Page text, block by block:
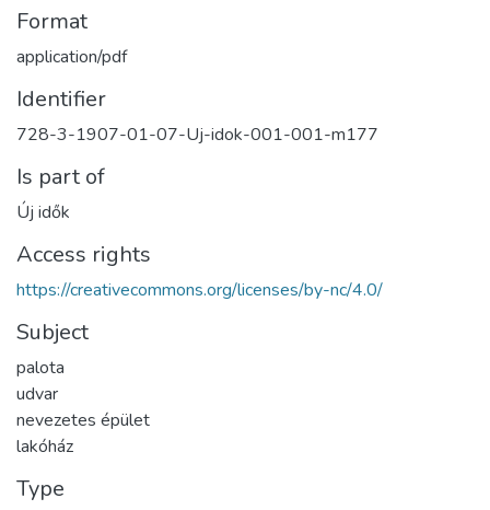
Format
application/pdf
Identifier
728-3-1907-01-07-Uj-idok-001-001-m177
Is part of
Új idők
Access rights
https://creativecommons.org/licenses/by-nc/4.0/
Subject
palota
udvar
nevezetes épület
lakóház
Type